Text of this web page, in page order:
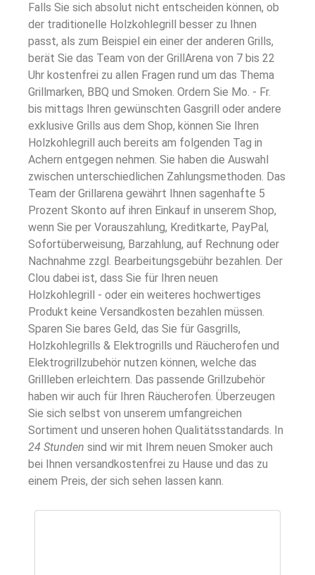
Falls Sie sich absolut nicht entscheiden können, ob
der traditionelle Holzkohlegrill besser zu Ihnen
passt, als zum Beispiel ein einer der anderen Grills,
berät Sie das Team von der GrillArena von 7 bis 22
Uhr kostenfrei zu allen Fragen rund um das Thema
Grillmarken, BBQ und Smoken. Ordern Sie Mo. - Fr.
bis mittags Ihren gewünschten Gasgrill oder andere
exklusive Grills aus dem Shop, können Sie Ihren
Holzkohlegrill auch bereits am folgenden Tag in
Achern entgegen nehmen. Sie haben die Auswahl
zwischen unterschiedlichen Zahlungsmethoden. Das
Team der Grillarena gewährt Ihnen sagenhafte 5
Prozent Skonto auf ihren Einkauf in unserem Shop,
wenn Sie per Vorauszahlung, Kreditkarte, PayPal,
Sofortüberweisung, Barzahlung, auf Rechnung oder
Nachnahme zzgl. Bearbeitungsgebühr bezahlen. Der
Clou dabei ist, dass Sie für Ihren neuen
Holzkohlegrill - oder ein weiteres hochwertiges
Produkt keine Versandkosten bezahlen müssen.
Sparen Sie bares Geld, das Sie für Gasgrills,
Holzkohlegrills & Elektrogrills und Räucherofen und
Elektrogrillzubehör nutzen können, welche das
Grillleben erleichtern. Das passende Grillzubehör
haben wir auch für Ihren Räucherofen. Überzeugen
Sie sich selbst von unserem umfangreichen
Sortiment und unseren hohen Qualitätsstandards. In
24 Stunden sind wir mit Ihrem neuen Smoker auch
bei Ihnen versandkostenfrei zu Hause und das zu
einem Preis, der sich sehen lassen kann.